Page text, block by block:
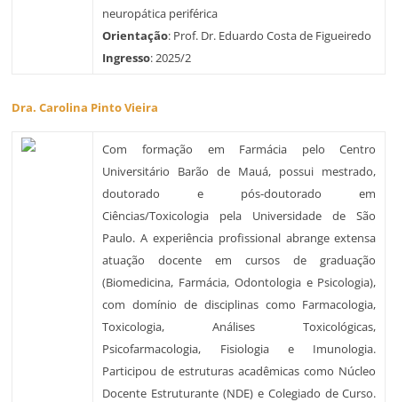
neuropática periférica
Orientação: Prof. Dr. Eduardo Costa de Figueiredo
Ingresso: 2025/2
Dra. Carolina Pinto Vieira
Com formação em Farmácia pelo Centro
Universitário Barão de Mauá, possui mestrado,
doutorado e pós-doutorado em
Ciências/Toxicologia pela Universidade de São
Paulo. A experiência profissional abrange extensa
atuação docente em cursos de graduação
(Biomedicina, Farmácia, Odontologia e Psicologia),
com domínio de disciplinas como Farmacologia,
Toxicologia, Análises Toxicológicas,
Psicofarmacologia, Fisiologia e Imunologia.
Participou de estruturas acadêmicas como Núcleo
Docente Estruturante (NDE) e Colegiado de Curso.